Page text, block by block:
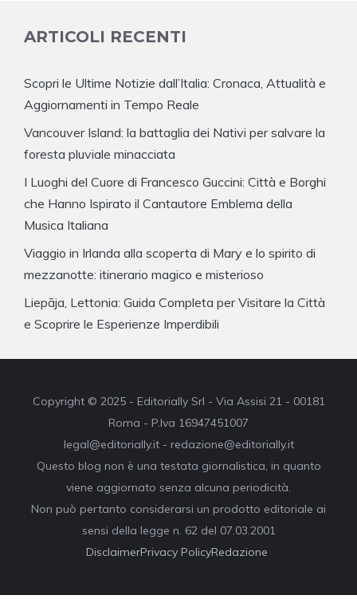
ARTICOLI RECENTI
Scopri le Ultime Notizie dall’Italia: Cronaca, Attualità e
Aggiornamenti in Tempo Reale
Vancouver Island: la battaglia dei Nativi per salvare la
foresta pluviale minacciata
I Luoghi del Cuore di Francesco Guccini: Città e Borghi
che Hanno Ispirato il Cantautore Emblema della
Musica Italiana
Viaggio in Irlanda alla scoperta di Mary e lo spirito di
mezzanotte: itinerario magico e misterioso
Liepāja, Lettonia: Guida Completa per Visitare la Città
e Scoprire le Esperienze Imperdibili
Copyright © 2025 - Editorially Srl - Via Assisi 21 - 00181
Roma - P.Iva 16947451007
legal@editorially.it - redazione@editorially.it
Questo blog non è una testata giornalistica, in quanto
viene aggiornato senza alcuna periodicità.
Non può pertanto considerarsi un prodotto editoriale ai
sensi della legge n. 62 del 07.03.2001
DisclaimerPrivacy PolicyRedazione